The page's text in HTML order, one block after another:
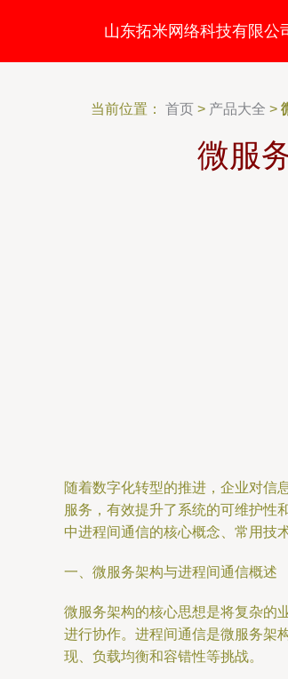
山东拓米网络科技有限公
当前位置： 首页 > 产品大全 >
微服
随着数字化转型的推进，企业对信
服务，有效提升了系统的可维护性
中进程间通信的核心概念、常用技
一、微服务架构与进程间通信概述
微服务架构的核心思想是将复杂的
进行协作。进程间通信是微服务架
现、负载均衡和容错性等挑战。